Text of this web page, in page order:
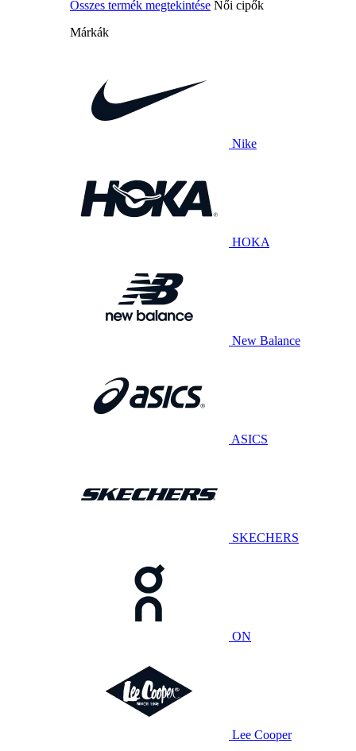
Összes termék megtekintése Női cipők
Márkák
Nike
HOKA
New Balance
ASICS
SKECHERS
ON
Lee Cooper